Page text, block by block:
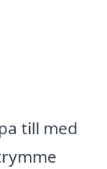
till med